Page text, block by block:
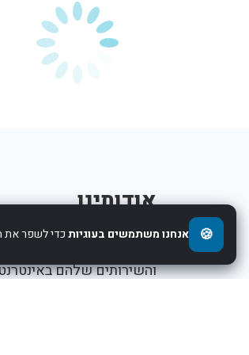
אודותינו
והשירותים שלהם
🍪 אנחנו משתמשים בעוגיותכדי לשפר את